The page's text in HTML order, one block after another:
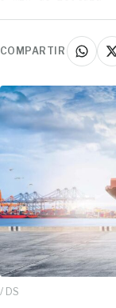
COMPARTIR
/ DS